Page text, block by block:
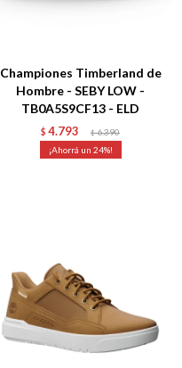
Championes Timberland de
Hombre - SEBY LOW -
TB0A5S9CF13 - ELD
$ 4.793 $ 6.390
24